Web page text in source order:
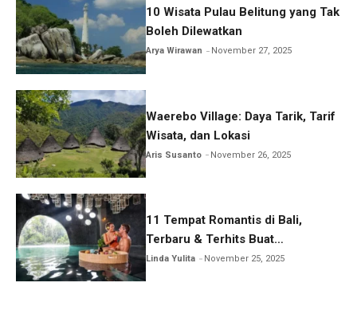
10 Wisata Pulau Belitung yang Tak
Boleh Dilewatkan
Arya Wirawan November 27, 2025
Waerebo Village: Daya Tarik, Tarif
Wisata, dan Lokasi
Aris Susanto November 26, 2025
11 Tempat Romantis di Bali,
Terbaru & Terhits Buat
Honeymoon
Linda Yulita November 25, 2025